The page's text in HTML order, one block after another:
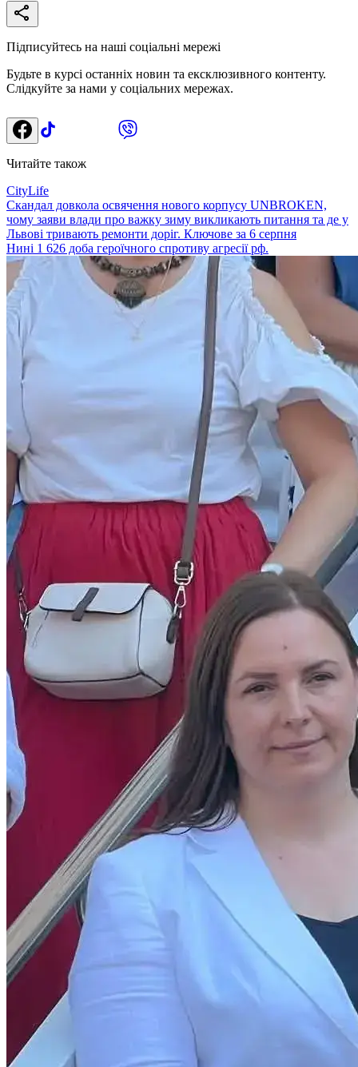
Підписуйтесь на наші соціальні мережі
Будьте в курсі останніх новин та ексклюзивного контенту.
Слідкуйте за нами у соціальних мережах.
Читайте також
CityLife
Скандал довкола освячення нового корпусу UNBROKEN,
чому заяви влади про важку зиму викликають питання та де у
Львові тривають ремонти доріг. Ключове за 6 серпня
Нині 1 626 доба героїчного спротиву агресії рф.